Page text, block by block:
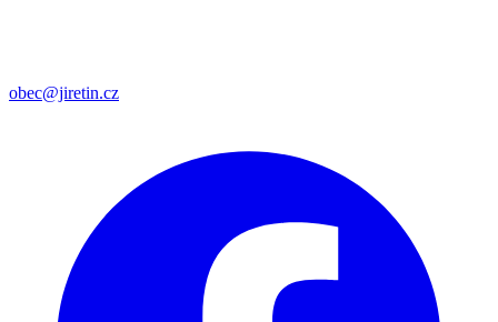
obec@jiretin.cz